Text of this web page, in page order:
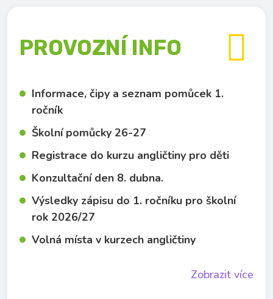
PROVOZNÍ INFO
Informace, čipy a seznam pomůcek 1.
ročník
Školní pomůcky 26-27
Registrace do kurzu angličtiny pro děti
Konzultační den 8. dubna.
Výsledky zápisu do 1. ročníku pro školní
rok 2026/27
Volná místa v kurzech angličtiny
Zobrazit více
